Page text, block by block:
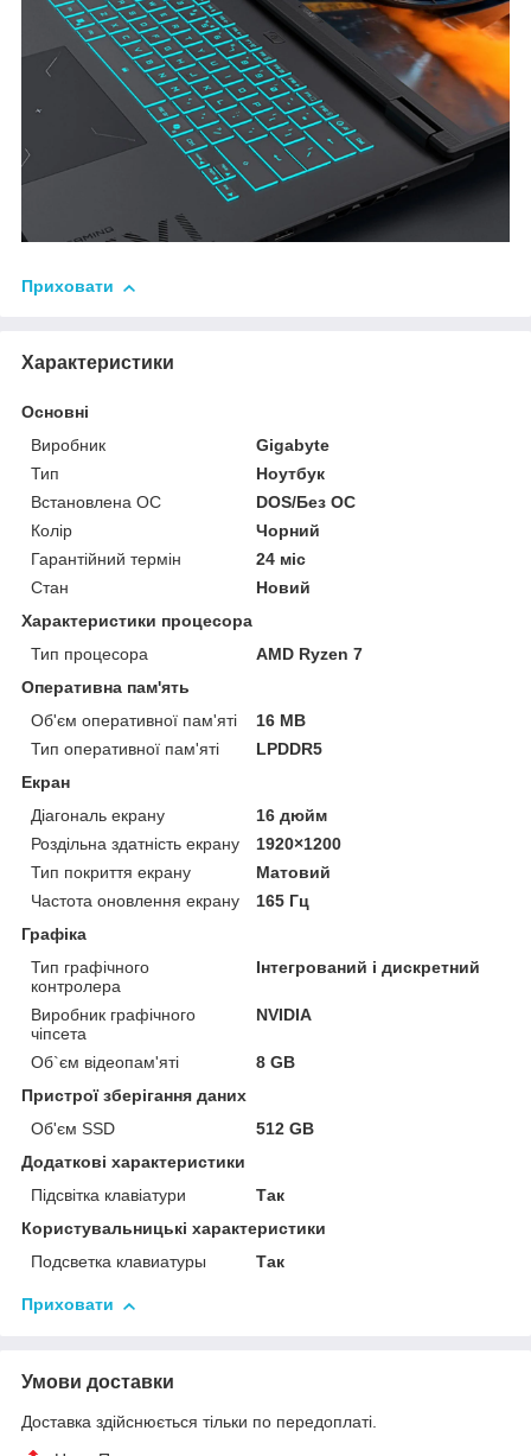
Приховати
Характеристики
Основні
Виробник
Gigabyte
Тип
Ноутбук
Встановлена ОС
DOS/Без ОС
Колір
Чорний
Гарантійний термін
24 міс
Стан
Новий
Характеристики процесора
Тип процесора
AMD Ryzen 7
Оперативна пам'ять
Об'єм оперативної пам'яті
16 MB
Тип оперативної пам'яті
LPDDR5
Екран
Діагональ екрану
16 дюйм
Роздільна здатність екрану
1920×1200
Тип покриття екрану
Матовий
Частота оновлення екрану
165 Гц
Графіка
Тип графічного
контролера
Інтегрований і дискретний
Виробник графічного
чіпсета
NVIDIA
Об`єм відеопам'яті
8 GB
Пристрої зберігання даних
Об'єм SSD
512 GB
Додаткові характеристики
Підсвітка клавіатури
Так
Користувальницькі характеристики
Подсветка клавиатуры
Так
Приховати
Умови доставки
Доставка здійснюється тільки по передоплаті.